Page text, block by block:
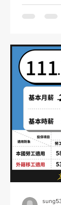
應檢附